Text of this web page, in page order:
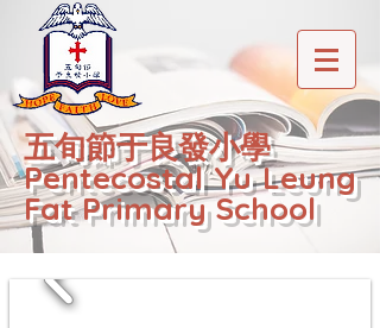
五旬節于良發小學
Pentecostal Yu Leung
Fat Primary School